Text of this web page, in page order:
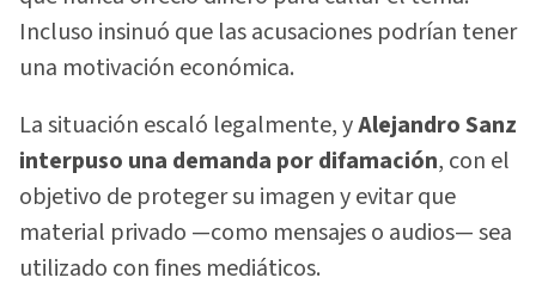
Incluso insinuó que las acusaciones podrían tener
una motivación económica.
La situación escaló legalmente, yAlejandro Sanz
interpuso una demanda por difamación, con el
objetivo de proteger su imagen y evitar que
material privado —como mensajes o audios— sea
utilizado con fines mediáticos.